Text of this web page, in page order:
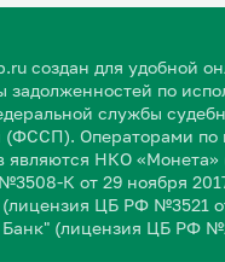
создан для удобной
задолженностей по
службы
(ФССП). Операторами по
являются НКО
К от 29 ноября
ЦБ РФ №3521
(лицензия ЦБ РФ